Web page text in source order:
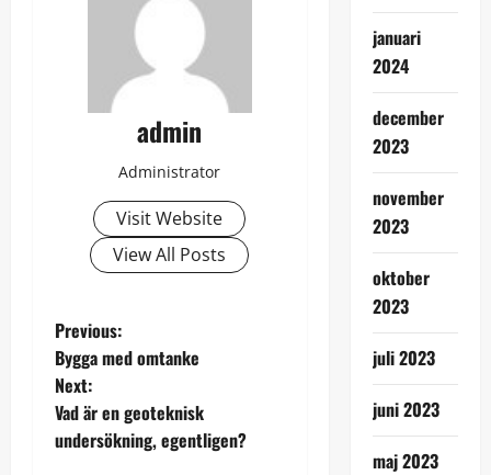
admin
Administrator
Visit Website
View All Posts
P
o
s
Previous:
Bygga med omtanke
Next:
Vad är en geoteknisk
undersökning, egentligen?
januari
2024
december
2023
november
2023
oktober
2023
juli 2023
juni 2023
maj 2023